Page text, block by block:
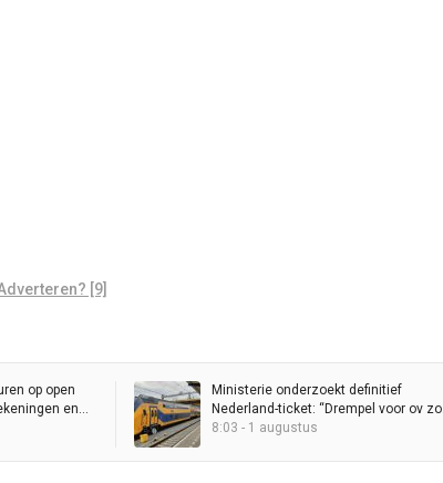
[9]
op open
en
Ministerie onderzoekt definitief
Nederland-ticket: “Drempel voor ov zo
laag mogelijk houden”
8:03 - 1 augustus